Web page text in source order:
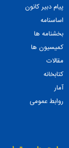
پیام دبیر کانون
اساسنامه
بخشنامه ها
کمیسیون ها
مقالات
کتابخانه
آمار
روابط عمومی